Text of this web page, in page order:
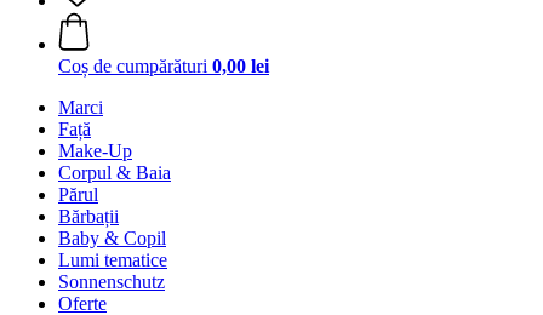
Coș de cumpărături 0,00 lei
Marci
Față
Make-Up
Corpul & Baia
Părul
Bărbații
Baby & Copil
Lumi tematice
Sonnenschutz
Oferte